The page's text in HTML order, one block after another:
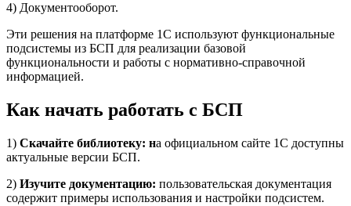
4) Документооборот.
Эти решения на платформе 1С используют функциональные
подсистемы из БСП для реализации базовой
функциональности и работы с нормативно-справочной
информацией.
Как начать работать с БСП
1) Скачайте библиотеку: на официальном сайте 1С доступны
актуальные версии БСП.
2) Изучите документацию: пользовательская документация
содержит примеры использования и настройки подсистем.